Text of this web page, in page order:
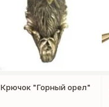
Крючок "Горный орел"